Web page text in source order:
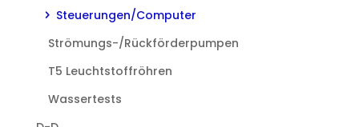
Steuerungen/Computer
Strömungs-/Rückförderpumpen
T5 Leuchtstoffröhren
Wassertests